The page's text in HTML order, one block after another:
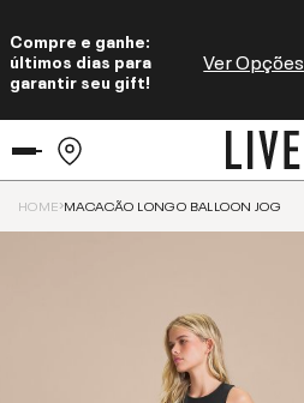
Compre e ganhe:
últimos dias para
garantir seu gift!
Ver Opções
HOME MACACÃO LONGO BALLOON JOG